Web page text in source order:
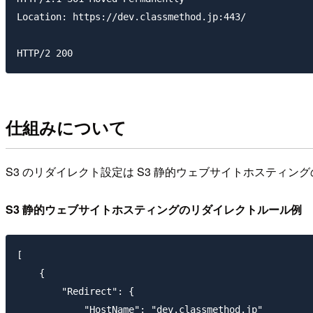
Location: https://dev.classmethod.jp:443/
仕組みについて
S3 のリダイレクト設定は S3 静的ウェブサイトホスティン
S3 静的ウェブサイトホスティングのリダイレクトルール例
[
    {
        "Redirect": {
            "HostName": "dev.classmethod.jp"